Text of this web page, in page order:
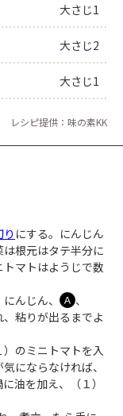
大さじ1
大さじ2
大さじ1
レシピ提供：味の素KK
にする。にんじん
根元はタテ半分に
マトはようじで数
んじん、 Ａ 、
、粘りが出るまでよ
のミニトマトを入
にならなければ、
油を加え、（１）